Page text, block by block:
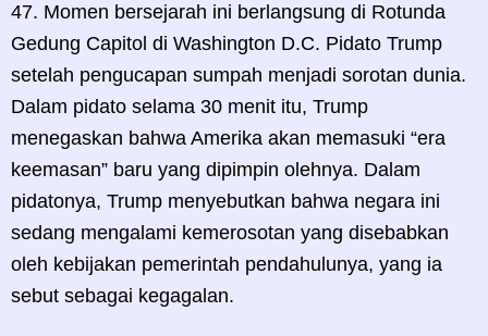
47. Momen bersejarah ini berlangsung di Rotunda
Gedung Capitol di Washington D.C. Pidato Trump
setelah pengucapan sumpah menjadi sorotan dunia.
Dalam pidato selama 30 menit itu, Trump
menegaskan bahwa Amerika akan memasuki “era
keemasan” baru yang dipimpin olehnya. Dalam
pidatonya, Trump menyebutkan bahwa negara ini
sedang mengalami kemerosotan yang disebabkan
oleh kebijakan pemerintah pendahulunya, yang ia
sebut sebagai kegagalan.